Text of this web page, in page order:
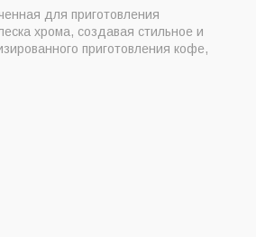
для приготовления
хрома, создавая стильное и
приготовления кофе,